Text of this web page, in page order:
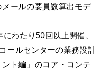
ールの要員数算出モデ
わたり50回以上開催、
ールセンターの業務設計
ト編」のコア・コンテ